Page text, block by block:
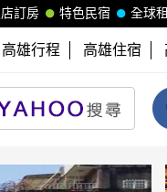
全球
特色民宿
訂房
高雄行程 高雄住宿